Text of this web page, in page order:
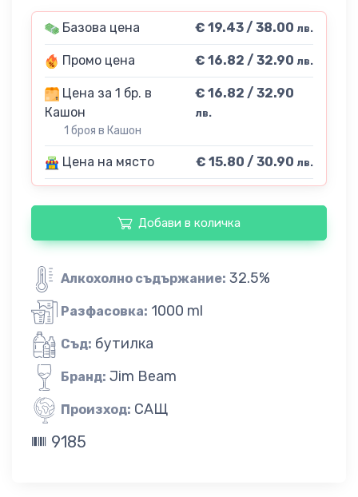
Базова цена € 19.43 / 38.00 лв.
Промо цена € 16.82 / 32.90 лв.
Цена за 1 бр. в
Кашон
1 броя в Кашон
€ 16.82 / 32.90
лв.
Цена на място € 15.80 / 30.90 лв.
Добави в количка
Алкохолно съдържание: 32.5%
Разфасовка: 1000 ml
Съд: бутилка
Бранд: Jim Beam
Произход: САЩ
9185